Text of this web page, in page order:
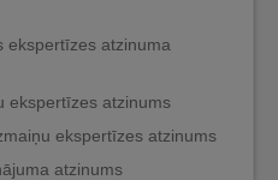
ekspertīzes atzinuma
ekspertīzes atzinums
ekspertīzes atzinums
atzinums